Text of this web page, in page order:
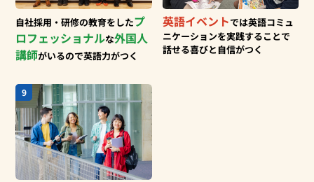
自社採用・研修の教育をしたプ
ロフェッショナルな外国人
講師がいるので英語力がつく
英語イベントでは英語コミュ
ニケーションを実践することで
話せる喜びと自信がつく
9